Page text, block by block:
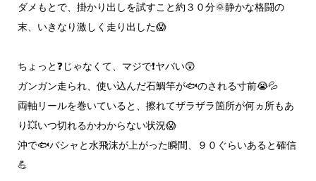
ダメもとで、掛かり出しを試すこと約３０分🌞静かな格闘の
末、いきなり激しく走り出した😱
ちょっと❓️じゃなくて、マジで❗ヤバい😲
ガンガン走られ、使い込んだ石鯛竿が🐟️のされる寸前😭💦
両軸リールを巻いていると、擦れてザラザラ箇所が何ヵ所もあ
り💥いつ切れるかわからない状況😱
沖で🐟️バシャと水飛沫が上がった瞬間、９０ぐらいあると確信
💪